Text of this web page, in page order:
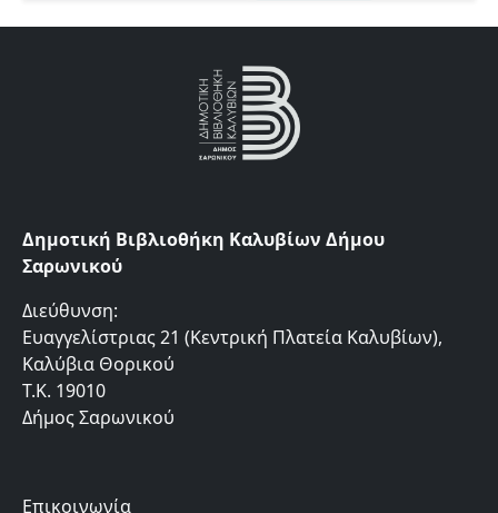
Δημοτική Βιβλιοθήκη Καλυβίων Δήμου
Σαρωνικού
Διεύθυνση:
Ευαγγελίστριας 21 (Κεντρική Πλατεία Καλυβίων),
Καλύβια Θορικού
Τ.Κ. 19010
Δήμος Σαρωνικού
Επικοινωνία